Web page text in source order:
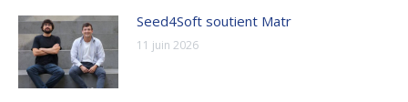
Seed4Soft soutient Matr
11 juin 2026